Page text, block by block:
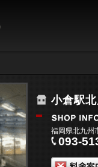
小倉駅
福岡県北九州
093-